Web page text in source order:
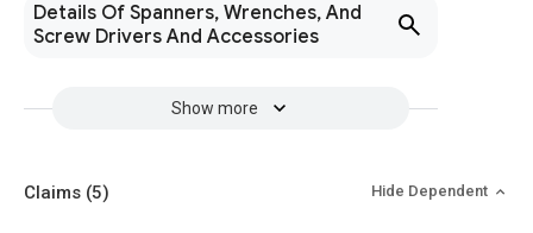
Details Of Spanners, Wrenches, And
Screw Drivers And Accessories
Show more
Claims (5) Hide Dependent